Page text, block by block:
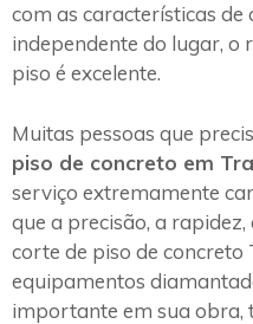
com as características de
independente do lugar, o
piso é excelente.
Muitas pessoas que
piso de concreto em
serviço extremamente
que a precisão, a
corte de piso de concreto
equipamentos
importante em sua obra,